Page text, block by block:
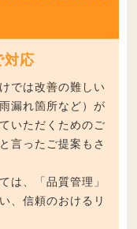
対応
では改善の難しい
漏れ箇所など）が
いただくためのご
と言ったご提案もさ
は、
「品質管理」
、信頼のおけるリ